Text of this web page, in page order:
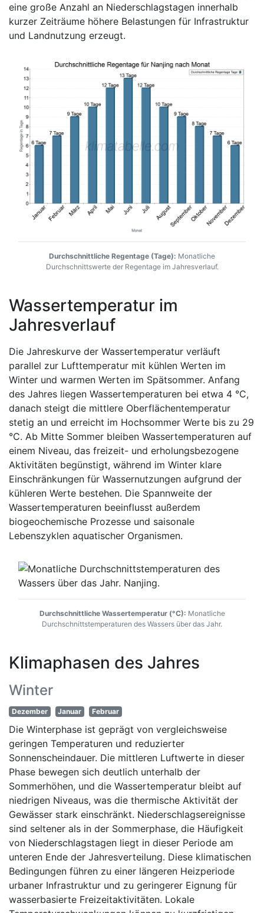
eine große Anzahl an Niederschlagstagen innerhalb
kurzer Zeiträume höhere Belastungen für Infrastruktur
und Landnutzung erzeugt.
Durchschnittliche Regentage (Tage): Monatliche
Durchschnittswerte der Regentage im Jahresverlauf.
Wassertemperatur im
Jahresverlauf
Die Jahreskurve der Wassertemperatur verläuft
parallel zur Lufttemperatur mit kühlen Werten im
Winter und warmen Werten im Spätsommer. Anfang
des Jahres liegen Wassertemperaturen bei etwa 4 °C,
danach steigt die mittlere Oberflächentemperatur
stetig an und erreicht im Hochsommer Werte bis zu 29
°C. Ab Mitte Sommer bleiben Wassertemperaturen auf
einem Niveau, das freizeit- und erholungsbezogene
Aktivitäten begünstigt, während im Winter klare
Einschränkungen für Wassernutzungen aufgrund der
kühleren Werte bestehen. Die Spannweite der
Wassertemperaturen beeinflusst außerdem
biogeochemische Prozesse und saisonale
Lebenszyklen aquatischer Organismen.
Durchschnittliche Wassertemperatur (°C): Monatliche
Durchschnittstemperaturen des Wassers über das Jahr.
Klimaphasen des Jahres
Winter
Dezember Januar Februar
Die Winterphase ist geprägt von vergleichsweise
geringen Temperaturen und reduzierter
Sonnenscheindauer. Die mittleren Luftwerte in dieser
Phase bewegen sich deutlich unterhalb der
Sommerhöhen, und die Wassertemperatur bleibt auf
niedrigen Niveaus, was die thermische Aktivität der
Gewässer stark einschränkt. Niederschlagsereignisse
sind seltener als in der Sommerphase, die Häufigkeit
von Niederschlagstagen liegt in dieser Periode am
unteren Ende der Jahresverteilung. Diese klimatischen
Bedingungen führen zu einer längeren Heizperiode
urbaner Infrastruktur und zu geringerer Eignung für
wasserbasierte Freizeitaktivitäten. Lokale